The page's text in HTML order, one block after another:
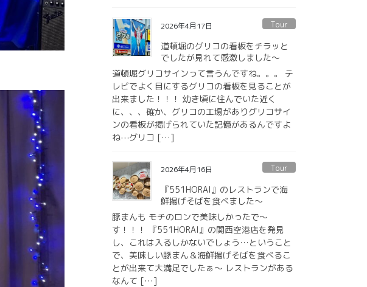
2026年4月17日 Tour
道頓堀のグリコの看板をチラッと
でしたが見れて感激しました〜
道頓堀グリコサインって言うんですね。。。 テ
レビでよく目にするグリコの看板を見ることが
出来ました！！！ 幼き頃に住んでいた近く
に、、、確か、グリコの工場がありグリコサイ
ンの看板が掲げられていた記憶があるんですよ
ね⋯グリコ […]
2026年4月16日 Tour
『551HORAI』のレストランで海
鮮揚げそばを食べました〜
豚まんも モチのロンで美味しかったで〜
す！！！ 『551HORAI』の関西空港店を発見
し、これは入るしかないでしょう…ということ
で、美味しい豚まん＆海鮮揚げそばを食べるこ
とが出来て大満足でしたぁ〜 レストランがある
なんて […]